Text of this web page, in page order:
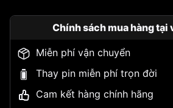
Chính sách mua hàng tại
Miễn phí vận chuyển
Thay pin miễn phí trọn đời
Cam kết hàng chính hãng